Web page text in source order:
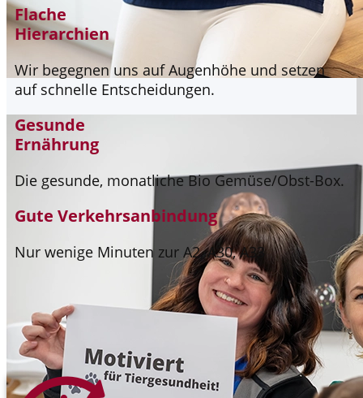
Flache
Hierarchien
Wir begegnen uns auf Augenhöhe und setzen
auf schnelle Entscheidungen.
Gesunde
Ernährung
Die gesunde, monatliche Bio Gemüse/Obst-Box.
Gute Verkehrsanbindung
Nur wenige Minuten zur A2, A30, A33